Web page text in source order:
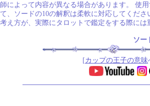
師によって内容が異なる場合があります。 使
て、ソードの10の解釈は柔軟に対応してくださ
考え方が、実際にタロットで鑑定をする際には
ソー
[カップの王子の意味